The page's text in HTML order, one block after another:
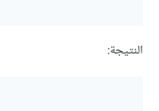
النتيجة: